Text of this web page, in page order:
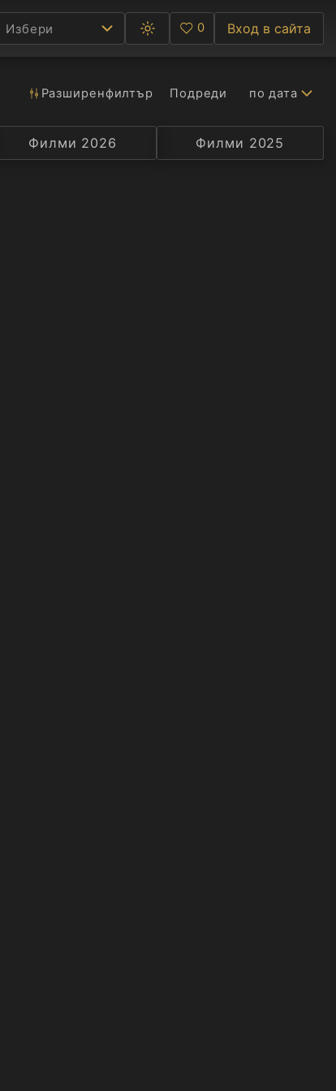
Избери
Превключване
между
светла
Любими
0 Вход в сайта
Разширенфилтър Подреди по дата
Селекция Превод Актьор
Филми 2026 Филми 2025